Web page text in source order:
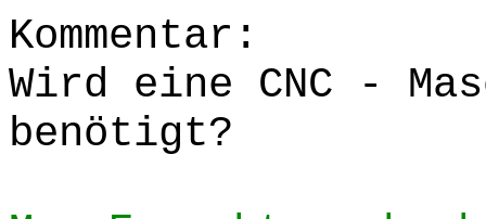
Kommentar:
Wird eine CNC -
benötigt?